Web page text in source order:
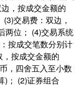
，按成交金额的
交易费：双边，
两位； (4)交易系统
按成交笔数分别计
按成交金额的
，四舍五入至小数
)； (2)证券组合